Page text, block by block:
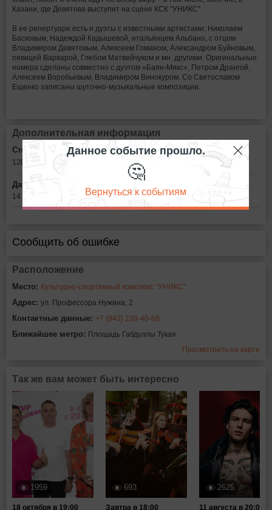
Казани, где Девятова выступит на сцене КСК "УНИКС"
В ее репертуаре есть и дуэты с известными артистами: Николаем
Басковым, Надеждой Кадышевой, итальянцем Альбано, с отцом
Владимиром Девятовым, Алексеем Гоманом, Александром Буйновым,
певицей Варварой, Глебом Матвейчуком и мн. другими. Оригинальные
номера сделаны совместно с дуэтом «Баян-Микс», Петром Дрангой,
Алексеем Воробьевым, Владимиром Винокуром. Со Святославом
Ещенко записаны шуточно-музыкальные композиции.
Дополнительная информация
Стоимость билетов:
1200 - 2600
Дата:
14 октября в 19:00
Сообщить об ошибке
Расположение
Место: Культурно-спортивный комплекс "УНИКС"
Адрес: ул. Профессора Нужина, 2
Контактные данные: +7 (843) 238-40-68
Ближайшее метро: Площадь Габдуллы Тукая
Просмотреть на карте
Так же вам может быть интересно
1959
18 октября в 19:00
693
Завтра в 18:00
2625
11 августа в 20:00
Данное событие прошло.
🤔
Вернуться к событиям